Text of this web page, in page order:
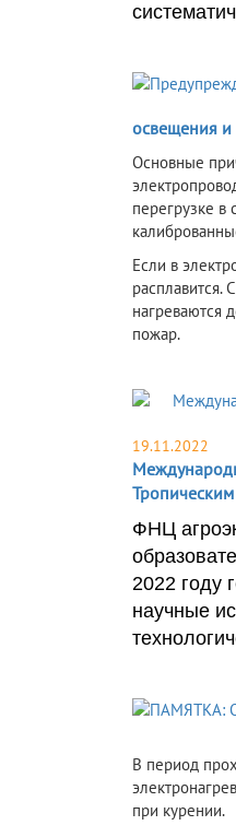
освещения
​Основные
перегрузке в
Если в
расплавится.
нагреваются
пожар.
19.11.2022
ФНЦ
2022 году
научные
​В период
при курении.